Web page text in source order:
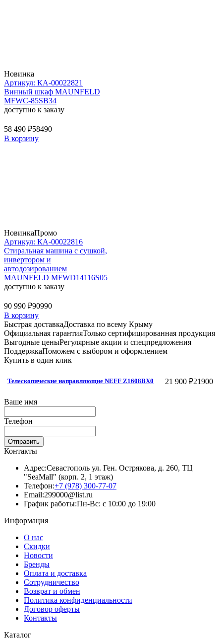
Новинка
Артикул: КА-00022821
Винный шкаф MAUNFELD
MFWC-85SB34
доступно к заказу
58 490 ₽58490
В корзину
НовинкаПромо
Артикул: КА-00022816
Стиральная машина c сушкой,
инвертором и
автодозированием
MAUNFELD MFWD14116S05
доступно к заказу
90 990 ₽90990
В корзину
Быстрая доставкаДоставка по всему Крыму
Официальная гарантияТолько сертифицированная продукция
Выгодные ценыРегулярные акции и спецпредложения
ПоддержкаПоможем с выбором и оформлением
Купить в один клик
Телескопические направляющие NEFF Z1608BX0 21 900 ₽21900
Ваше имя
Телефон
Отправить
Контакты
Адрес:Севастополь ул. Ген. Острякова, д. 260, ТЦ
"SeaMall" (корп. 2, 1 этаж)
Телефон:+7 (978) 300-77-07
Email:299000@list.ru
График работы:Пн-Вс: с 10:00 до 19:00
Информация
О нас
Скидки
Новости
Бренды
Оплата и доставка
Сотрудничество
Возврат и обмен
Политика конфиденциальности
Договор оферты
Контакты
Каталог